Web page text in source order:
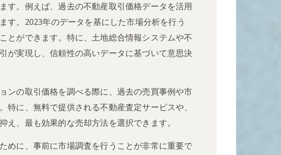
す。例えば、過去の不動産取引価格データを活用
す。2023年のデータを基にした市場分析を行う
とができます。特に、土地総合情報システムや不
が実現し、信頼性の高いデータに基づいて意思決
ンの取引価格を調べる際に、過去の売買事例や市
に、無料で提供される不動産査定サービスや、
、最も効果的な売却方法を選択できます。
めに、事前に市場調査を行うことが非常に重要で